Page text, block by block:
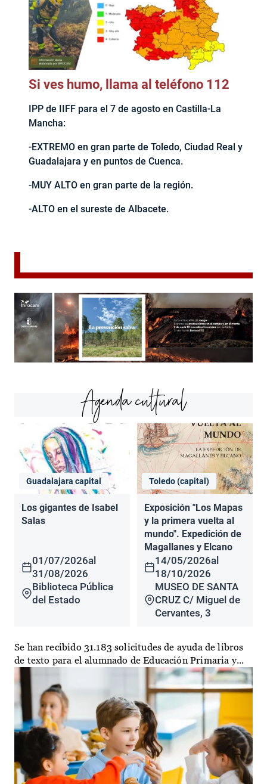
Si ves humo, llama al teléfono 112
IPP de IIFF para el 7 de agosto en Castilla-La
Mancha:
-EXTREMO en gran parte de Toledo, Ciudad Real y
Guadalajara y en puntos de Cuenca.
-MUY ALTO en gran parte de la región.
-ALTO en el sureste de Albacete.
Agenda cultural
Guadalajara capital
Los gigantes de Isabel
Salas
01/07/2026al
31/08/2026
Biblioteca Pública
del Estado
Toledo (capital)
Exposición "Los Mapas
y la primera vuelta al
mundo". Expedición de
Magallanes y Elcano
14/05/2026al
18/10/2026
MUSEO DE SANTA
CRUZ C/ Miguel de
Cervantes, 3
Se han recibido 31.183 solicitudes de ayuda de libros
de texto para el alumnado de Educación Primaria y...